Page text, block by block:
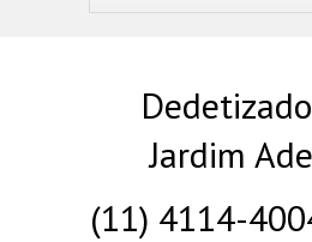
Jardim
(11) 4114-